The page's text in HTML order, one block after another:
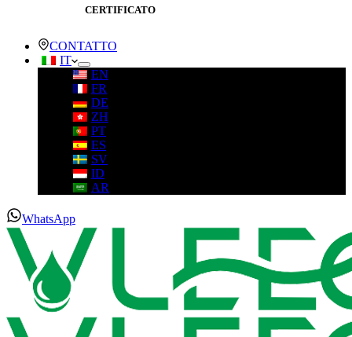
CERTIFICATO
CONTATTO
IT
EN
FR
DE
ZH
PT
ES
SV
ID
AR
WhatsApp